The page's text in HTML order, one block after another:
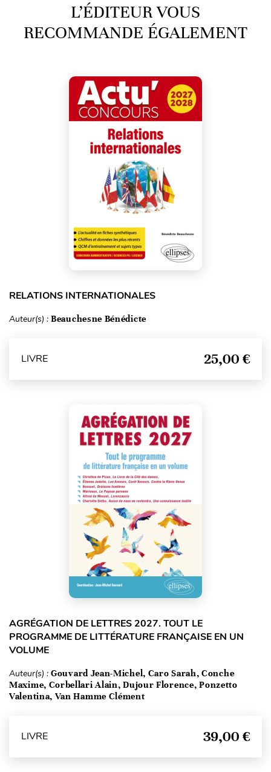
L’ÉDITEUR VOUS
RECOMMANDE ÉGALEMENT
RELATIONS INTERNATIONALES
Auteur(s) : Beauchesne Bénédicte
LIVRE 25,00 €
AGRÉGATION DE LETTRES 2027. TOUT LE
PROGRAMME DE LITTÉRATURE FRANÇAISE EN UN
VOLUME
Auteur(s) : Gouvard Jean-Michel, Caro Sarah, Conche
Maxime, Corbellari Alain, Dujour Florence, Ponzetto
Valentina, Van Hamme Clément
LIVRE 39,00 €